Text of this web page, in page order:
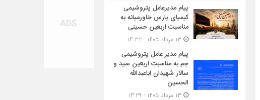
پیام مدیرعامل پتروشیمی
کیمیای پارس خاورمیانه به
مناسبت اربعین حسینی
پیام مدیر عامل پتروشیمی
جم به مناسبت اربعین سید و
سالار شهیدان اباعبدالله
الحسین